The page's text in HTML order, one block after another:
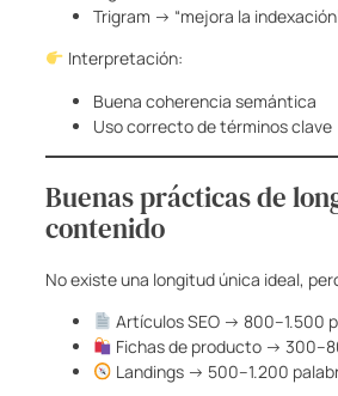
Trigram → “mejora la
Interpretación:
Buena coherencia semántica
Uso correcto de términos clave
Buenas prácticas de
contenido
No existe una longitud única ideal,
Artículos SEO → 800–1.500
Fichas de producto →
Landings → 500–1.200